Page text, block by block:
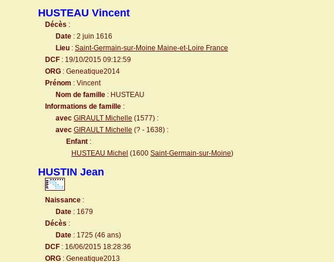
HUSTEAU Vincent
Décès :
Date : 2 juin 1616
Lieu : Saint-Germain-sur-Moine Maine-et-Loire France
DCF : 19/10/2015 09:12:59
ORG : Geneatique2014
Prénom : Vincent
Nom de famille : HUSTEAU
Informations de famille :
avec GIRAULT Michelle (1577) :
avec GIRAULT Michelle (? - 1638) :
Enfant :
HUSTEAU Michel (1600 Saint-Germain-sur-Moine)
HUSTIN Jean
Naissance :
Date : 1679
Décès :
Date : 1725 (46 ans)
DCF : 16/06/2015 18:28:36
ORG : Geneatique2013